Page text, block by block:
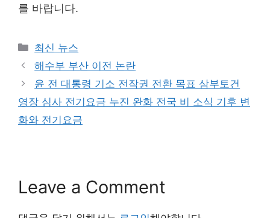
를 바랍니다.
Categories
최신 뉴스
해수부 부산 이전 논란
윤 전 대통령 기소 전작권 전환 목표 삼부토건
영장 심사 전기요금 누진 완화 전국 비 소식 기후 변
화와 전기요금
Leave a Comment